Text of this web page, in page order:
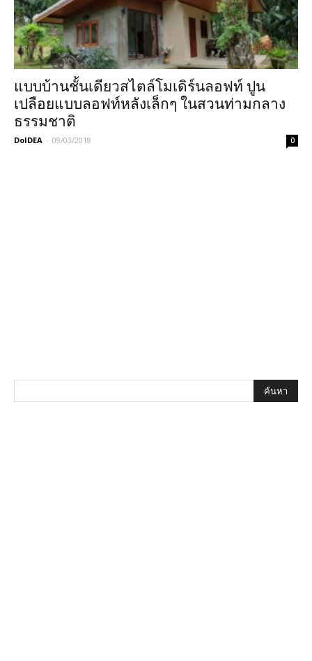
แบบบ้านชั้นเดียวสไตล์โมเดิร์นลอฟท์ ปูน
เปลือยแบบลอฟท์หลังเล็กๆ ในสวนท่ามกลาง
ธรรมชาติ
DoIDEA - 09/03/2018 0